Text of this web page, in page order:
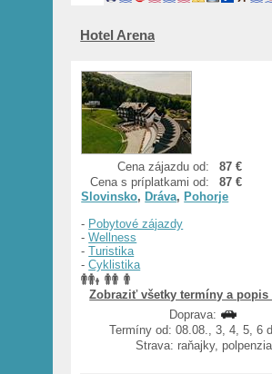
Hotel Arena
Cena zájazdu od:
87 €
Cena s príplatkami od:
87 €
Slovinsko, Dráva, Pohorje
- Pobytové zájazdy
-Wellness
-Turistika
-Cyklistika
Zobraziť všetky termíny a popis
Doprava:
Termíny od: 08.08., 3, 4, 5, 6
Strava: raňajky, polpenzia